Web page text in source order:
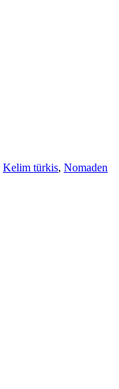
Kelim türkis, Nomaden